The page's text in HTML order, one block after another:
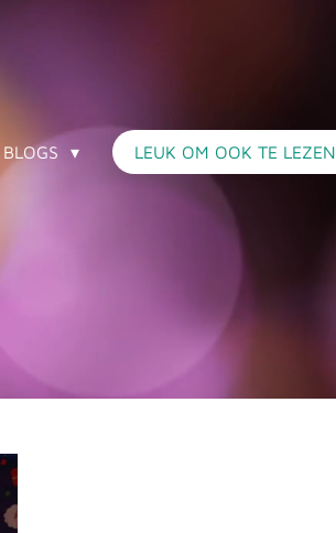
BLOGS LEUK OM OOK TE LEZEN